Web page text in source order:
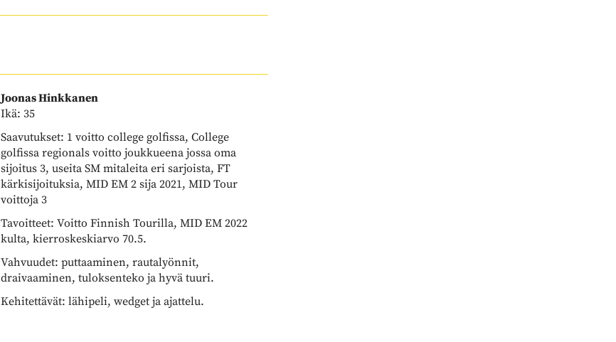
Joonas Hinkkanen
​​​​​​​Ikä: 35
Saavutukset: 1 voitto college golfissa, College
golfissa regionals voitto joukkueena jossa oma
sijoitus 3, useita SM mitaleita eri sarjoista, FT
kärkisijoituksia, MID EM 2 sija 2021, MID Tour
voittoja 3
Tavoitteet: Voitto Finnish Tourilla, MID EM 2022
kulta, kierroskeskiarvo 70.5.
Vahvuudet: puttaaminen, rautalyönnit,
draivaaminen, tuloksenteko ja hyvä tuuri.
Kehitettävät: lähipeli, wedget ja ajattelu.